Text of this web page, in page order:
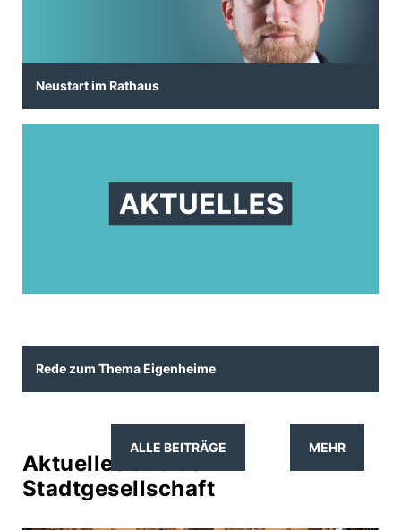
Neustart im Rathaus
Rede zum Thema Eigenheime
ALLE BEITRÄGE MEHR
Aktuelles aus der
Stadtgesellschaft